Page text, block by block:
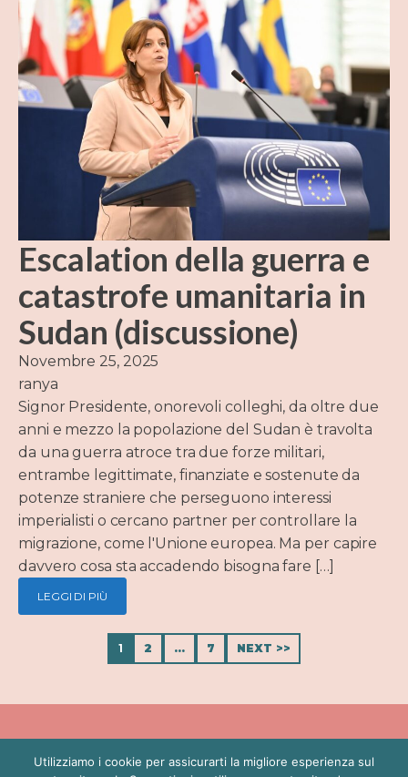
Escalation della guerra e
catastrofe umanitaria in
Sudan (discussione)
Novembre 25, 2025
ranya
Signor Presidente, onorevoli colleghi, da oltre due
anni e mezzo la popolazione del Sudan è travolta
da una guerra atroce tra due forze militari,
entrambe legittimate, finanziate e sostenute da
potenze straniere che perseguono interessi
imperialisti o cercano partner per controllare la
migrazione, come l'Unione europea. Ma per capire
davvero cosa sta accadendo bisogna fare […]
LEGGI DI PIÙ
1 2 … 7 NEXT >>
Utilizziamo i cookie per assicurarti la migliore esperienza sul